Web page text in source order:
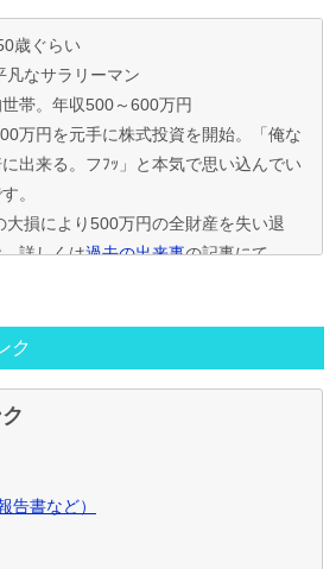
歳ぐらい
なサラリーマン
帯。年収500～600万円
万円を元手に株式投資を開始。「俺な
出来る。フﾌｯ」と本気で思い込んでい
。
損により500万円の全財産を失い退
詳しくは過去の出来事の記事にて
ﾂｺﾂ長期間、実践して利益を積上げて行
ずつ増やす目標。
く上回り500万円の大損分を取り戻す
に増えたのでIPO投資資金を500万円
ﾀﾞﾘｰ･ﾛﾎﾞｱﾄﾞﾊﾞｲｻﾞｰ･ｿｰｼｬﾙﾚﾝﾃﾞｨﾝｸﾞ･暴
ク
告書など）